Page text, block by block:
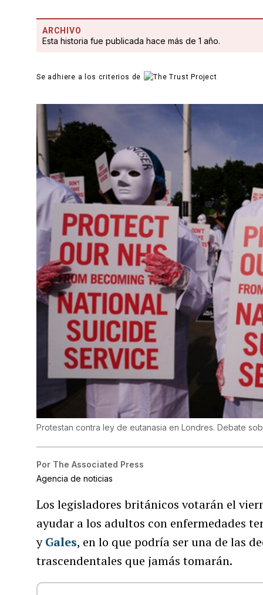
ARCHIVO
Esta historia fue publicada hace más de 1 año.
Se adhiere a los criterios de
Protestan contra ley de eutanasia en Londres. Debate
Por The Associated Press
Agencia de noticias
Los legisladores británicos votarán el
ayudar a los adultos con enfermedades
yGales, en lo que podría ser una de las
trascendentales que jamás tomarán.